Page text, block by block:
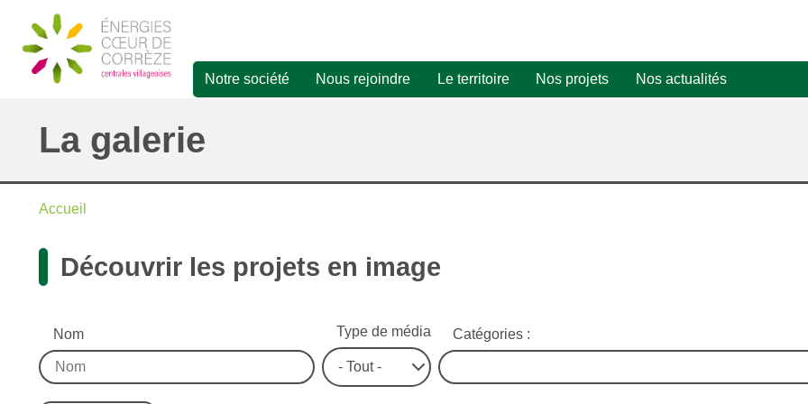
contenu
principal
Navigation
principale
Notre société Nous rejoindre Le territoire Nos projets Nos actualités
La galerie
d'Ariane
Accueil
Découvrir les projets en image
Nom Type de média Catégories :